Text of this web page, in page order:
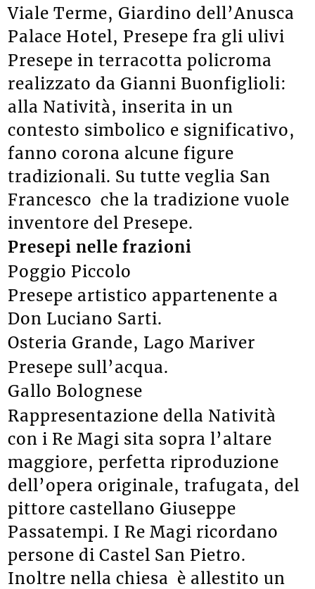
Viale Terme, Giardino dell’Anusca
Palace Hotel, Presepe fra gli ulivi
Presepe in terracotta policroma
realizzato da Gianni Buonfiglioli:
alla Natività, inserita in un
contesto simbolico e significativo,
fanno corona alcune figure
tradizionali. Su tutte veglia San
Francesco che la tradizione vuole
inventore del Presepe.
Presepi nelle frazioni
Poggio Piccolo
Presepe artistico appartenente a
Don Luciano Sarti.
Osteria Grande, Lago Mariver
Presepe sull’acqua.
Gallo Bolognese
Rappresentazione della Natività
con i Re Magi sita sopra l’altare
maggiore, perfetta riproduzione
dell’opera originale, trafugata, del
pittore castellano Giuseppe
Passatempi. I Re Magi ricordano
persone di Castel San Pietro.
Inoltre nella chiesa è allestito un